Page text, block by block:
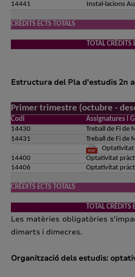
14441
Instal·lacions
CRÈDITS ECTS TOTALS
TOTAL CRÈDITS
Estructura del Pla d'estudis 2n
Primer trimestre (octubre -
Codi Assignatures i
14430
Treball de Fi de
14431
Treball de Fi de
Optativitat
14400
Optativitat
14406
Optativitat
CRÈDITS ECTS TOTALS
TOTAL CRÈDITS
Les matèries obligatòries
dimarts i dimecres.
Organització dels estudis: